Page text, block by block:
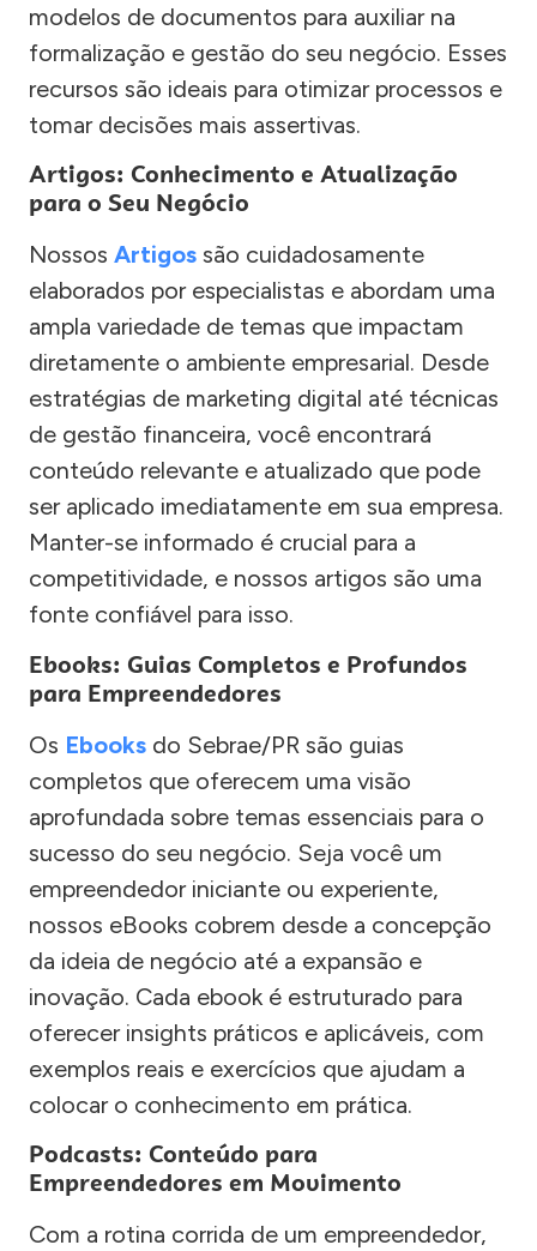
modelos de documentos para auxiliar na
formalização e gestão do seu negócio. Esses
recursos são ideais para otimizar processos e
tomar decisões mais assertivas.
Artigos: Conhecimento e Atualização
para o Seu Negócio
Nossos Artigos são cuidadosamente
elaborados por especialistas e abordam uma
ampla variedade de temas que impactam
diretamente o ambiente empresarial. Desde
estratégias de marketing digital até técnicas
de gestão financeira, você encontrará
conteúdo relevante e atualizado que pode
ser aplicado imediatamente em sua empresa.
Manter-se informado é crucial para a
competitividade, e nossos artigos são uma
fonte confiável para isso.
Ebooks: Guias Completos e Profundos
para Empreendedores
Os Ebooks do Sebrae/PR são guias
completos que oferecem uma visão
aprofundada sobre temas essenciais para o
sucesso do seu negócio. Seja você um
empreendedor iniciante ou experiente,
nossos eBooks cobrem desde a concepção
da ideia de negócio até a expansão e
inovação. Cada ebook é estruturado para
oferecer insights práticos e aplicáveis, com
exemplos reais e exercícios que ajudam a
colocar o conhecimento em prática.
Podcasts: Conteúdo para
Empreendedores em Movimento
Com a rotina corrida de um empreendedor,